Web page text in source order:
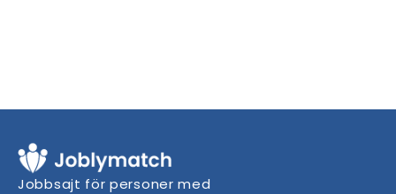
Jobbsajt för personer med